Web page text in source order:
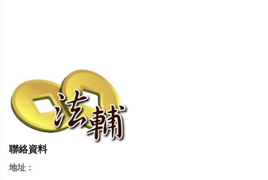
聯絡資料
地址：